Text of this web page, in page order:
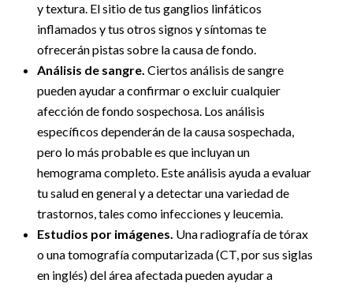
y textura. El sitio de tus ganglios linfáticos
inflamados y tus otros signos y síntomas te
ofrecerán pistas sobre la causa de fondo.
Análisis de sangre. Ciertos análisis de sangre
pueden ayudar a confirmar o excluir cualquier
afección de fondo sospechosa. Los análisis
específicos dependerán de la causa sospechada,
pero lo más probable es que incluyan un
hemograma completo. Este análisis ayuda a evaluar
tu salud en general y a detectar una variedad de
trastornos, tales como infecciones y leucemia.
Estudios por imágenes. Una radiografía de tórax
o una tomografía computarizada (CT, por sus siglas
en inglés) del área afectada pueden ayudar a